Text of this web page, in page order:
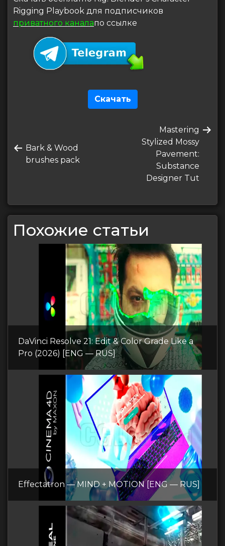
Rigging Playbook для подписчиков
приватного каналапо ссылке
Скачать
записям
Предыдущая
запись
Bark & Wood
brushes pack
Следующая
запись
Mastering
Stylized Mossy
Pavement:
Substance
Designer Tut
Похожие статьи
DaVinci Resolve 21: Edit & Color Grade Like a
Pro (2026) [ENG — RUS]
Effectatron — MIND + MOTION [ENG — RUS]